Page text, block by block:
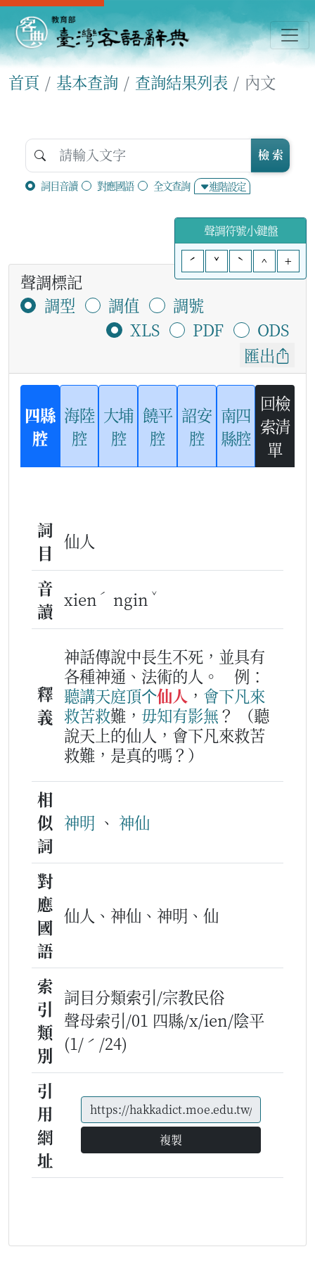
首頁 基本查詢 查詢結果列表 內文
詞目音讀 對應國語 全文查詢 進階設定
檢 索
聲調符號小鍵盤
ˊ
ˇ ˋ ^ +
聲調標記
調型
調值
調號
XLS
PDF
ODS
匯出
四縣
腔
海陸
腔
大埔
腔
饒平
腔
詔安
腔
南四
縣腔
回檢
索清
單
詞
目
仙人
音
讀
xien ˊ ngin ˇ
釋
義
神話傳說中長生不死，並具有
各種神通、法術的人。
例：
聽講天庭頂个仙人 ， 會下凡來
救苦救難， 毋知有影無？
（聽
說天上的仙人，會下凡來救苦
救難，是真的嗎？）
相
似
詞
神明 、 神仙
對
應
國
語
仙人、神仙、神明、仙
索
引
類
別
詞目分類索引/宗教民俗
聲母索引/01 四縣/x/ien/陰平
(1/ˊ/24)
引
用
網
址
複製